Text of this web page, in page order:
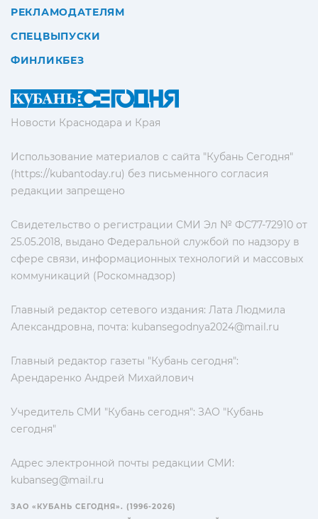
Новости Краснодара и Края
Использование материалов с сайта "Кубань Сегодня"
(https://kubantoday.ru) без письменного согласия
редакции запрещено
Свидетельство о регистрации СМИ Эл № ФС77-72910 от
25.05.2018, выдано Федеральной службой по надзору в
сфере связи, информационных технологий и массовых
коммуникаций (Роскомнадзор)
Главный редактор сетевого издания: Лата Людмила
Александровна, почта: kubansegodnya2024@mail.ru
Главный редактор газеты "Кубань сегодня":
Арендаренко Андрей Михайлович
Учредитель СМИ "Кубань сегодня": ЗАО "Кубань
сегодня"
Адрес электронной почты редакции СМИ:
kubanseg@mail.ru
РЕКЛАМОДАТЕЛЯМ
СПЕЦВЫПУСКИ
ФИНЛИКБЕЗ
ЗАО «КУБАНЬ СЕГОДНЯ». (1996-2026)